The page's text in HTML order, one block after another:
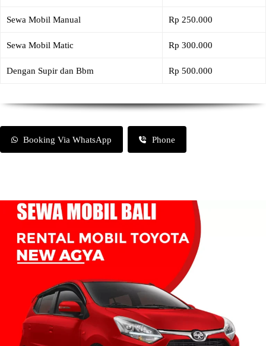
Sewa Mobil Manual Rp 250.000
Sewa Mobil Matic Rp 300.000
Dengan Supir dan Bbm Rp 500.000
Booking Via WhatsApp Phone